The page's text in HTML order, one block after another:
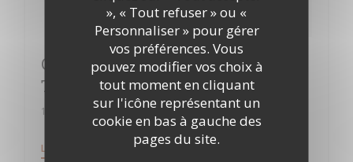
», « Tout refuser » ou «
Personnaliser » pour gérer
vos préférences. Vous
pouvez modifier vos choix à
tout moment en cliquant
sur l'icône représentant un
cookie en bas à gauche des
pages du site.
Clichy-sous-Bois : après l’école
Thierry Marx, le restaurant
15/05/2018
LIRE L'ARTICLE ((OUVRE UNE NOUVELLE FENÊTRE))